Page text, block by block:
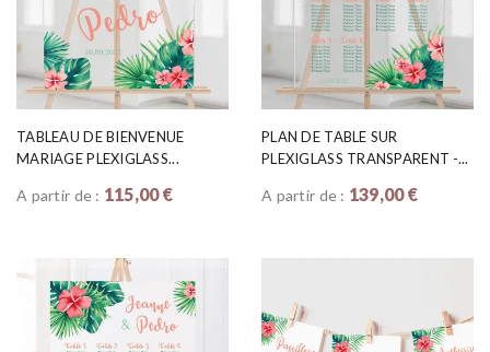
TABLEAU DE BIENVENUE
MARIAGE PLEXIGLASS...
A partir de : 115,00 €
PLAN DE TABLE SUR
PLEXIGLASS TRANSPARENT -...
A partir de : 139,00 €